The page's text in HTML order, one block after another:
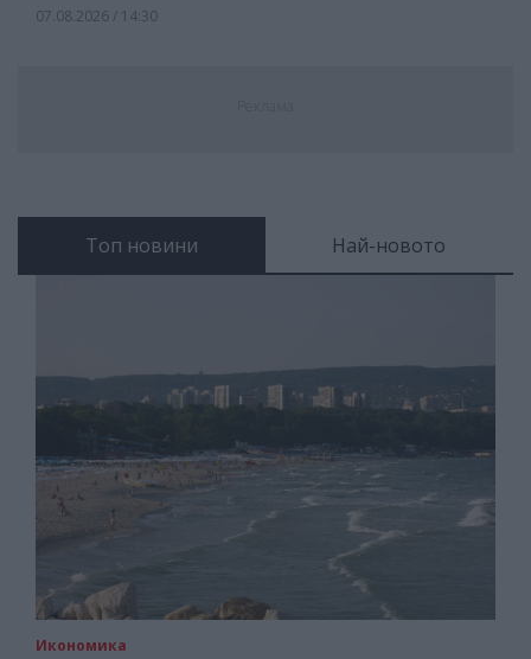
07.08.2026 / 14:30
Топ новини Най-новото
Икономика